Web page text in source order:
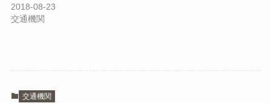
2018-08-23
交通機関
交通機関